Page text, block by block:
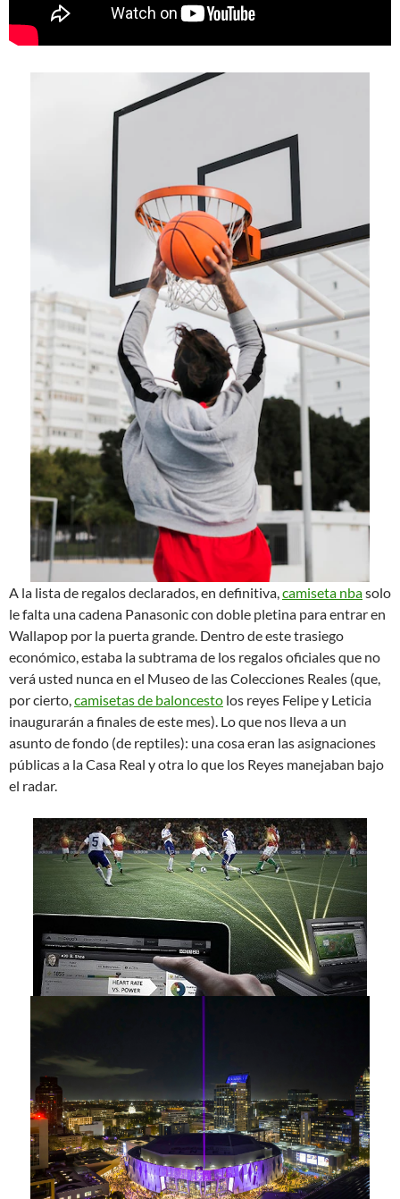
A la lista de regalos declarados, en definitiva,camiseta nbasolo
le falta una cadena Panasonic con doble pletina para entrar en
Wallapop por la puerta grande. Dentro de este trasiego
económico, estaba la subtrama de los regalos oficiales que no
verá usted nunca en el Museo de las Colecciones Reales (que,
por cierto,camisetas de baloncesto los reyes Felipe y Leticia
inaugurarán a finales de este mes). Lo que nos lleva a un
asunto de fondo (de reptiles): una cosa eran las asignaciones
públicas a la Casa Real y otra lo que los Reyes manejaban bajo
el radar.